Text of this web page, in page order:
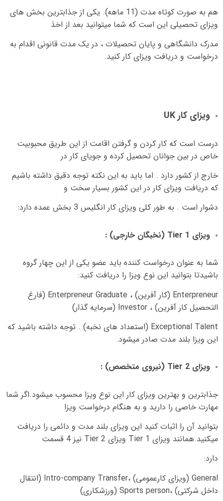
هم به صورت کوتاه مدت (11 ماهه). یکی از جذابترین بخش های
ویزای تحصیلی این است که شما میتوانید بعد از اخذ
مدرک دانشگاهی و پایان تحصیلات ، در یک مدت قانونی اقدام به
درخواست و دریافت ویزای کار کنید.
ویزای کارUK
درست است که کار کردن و گرفتن اقامت از این طریق محبوبیت
خاص در بین جوانان تحصیل کرده و جویای کار در
خارج از کشور دارد . اما باید به این نکته توجه دقیق داشته باشیم
که دریافت ویزای کار در این کشور بسیار سخت و
دشوار است . به طور کلی ویزای کار انگلیس 3 بخش عمده دارد:
ویزای Tier 1 ( نخبگان خارجی) :
شما به عنوان درخواست کننده باید عضو یکی از این چهار گروه
باشیدتا بتوانید این نوع ویزا را دریافت کنید:
Enterpreneur ( کار آفرین) ، Enterpreneur Graduate ( فارغ
التحصیل کار آفرین) ، Investor ( سرمایه گذار)
Exceptional Talent ( استعداد های نخبه) . توجه داشته باشید که
این ویزا بلند مدت صادر میشود.
ویزای Tier 2 ( نیروی متخصص) :
جذابترین و بهترین ویزای کار این نوع ویزا محسوب میشود.اگر شما
مهارت خاصی را دارید و به هنگام درخواست ویزا
بتوانید آن را اثبات کنید این ویزای بلند مدت و دائمی را دریافت
میکنید.همانند ویزای Tier 1 ویزای Tier 2 نیز 4 قسمت
دارد:
General ( ویزای کارعمومی) ،Intro-company Transfer ( انتقال
داخل شرکتی) ،Sports person ( ورزشکاری)